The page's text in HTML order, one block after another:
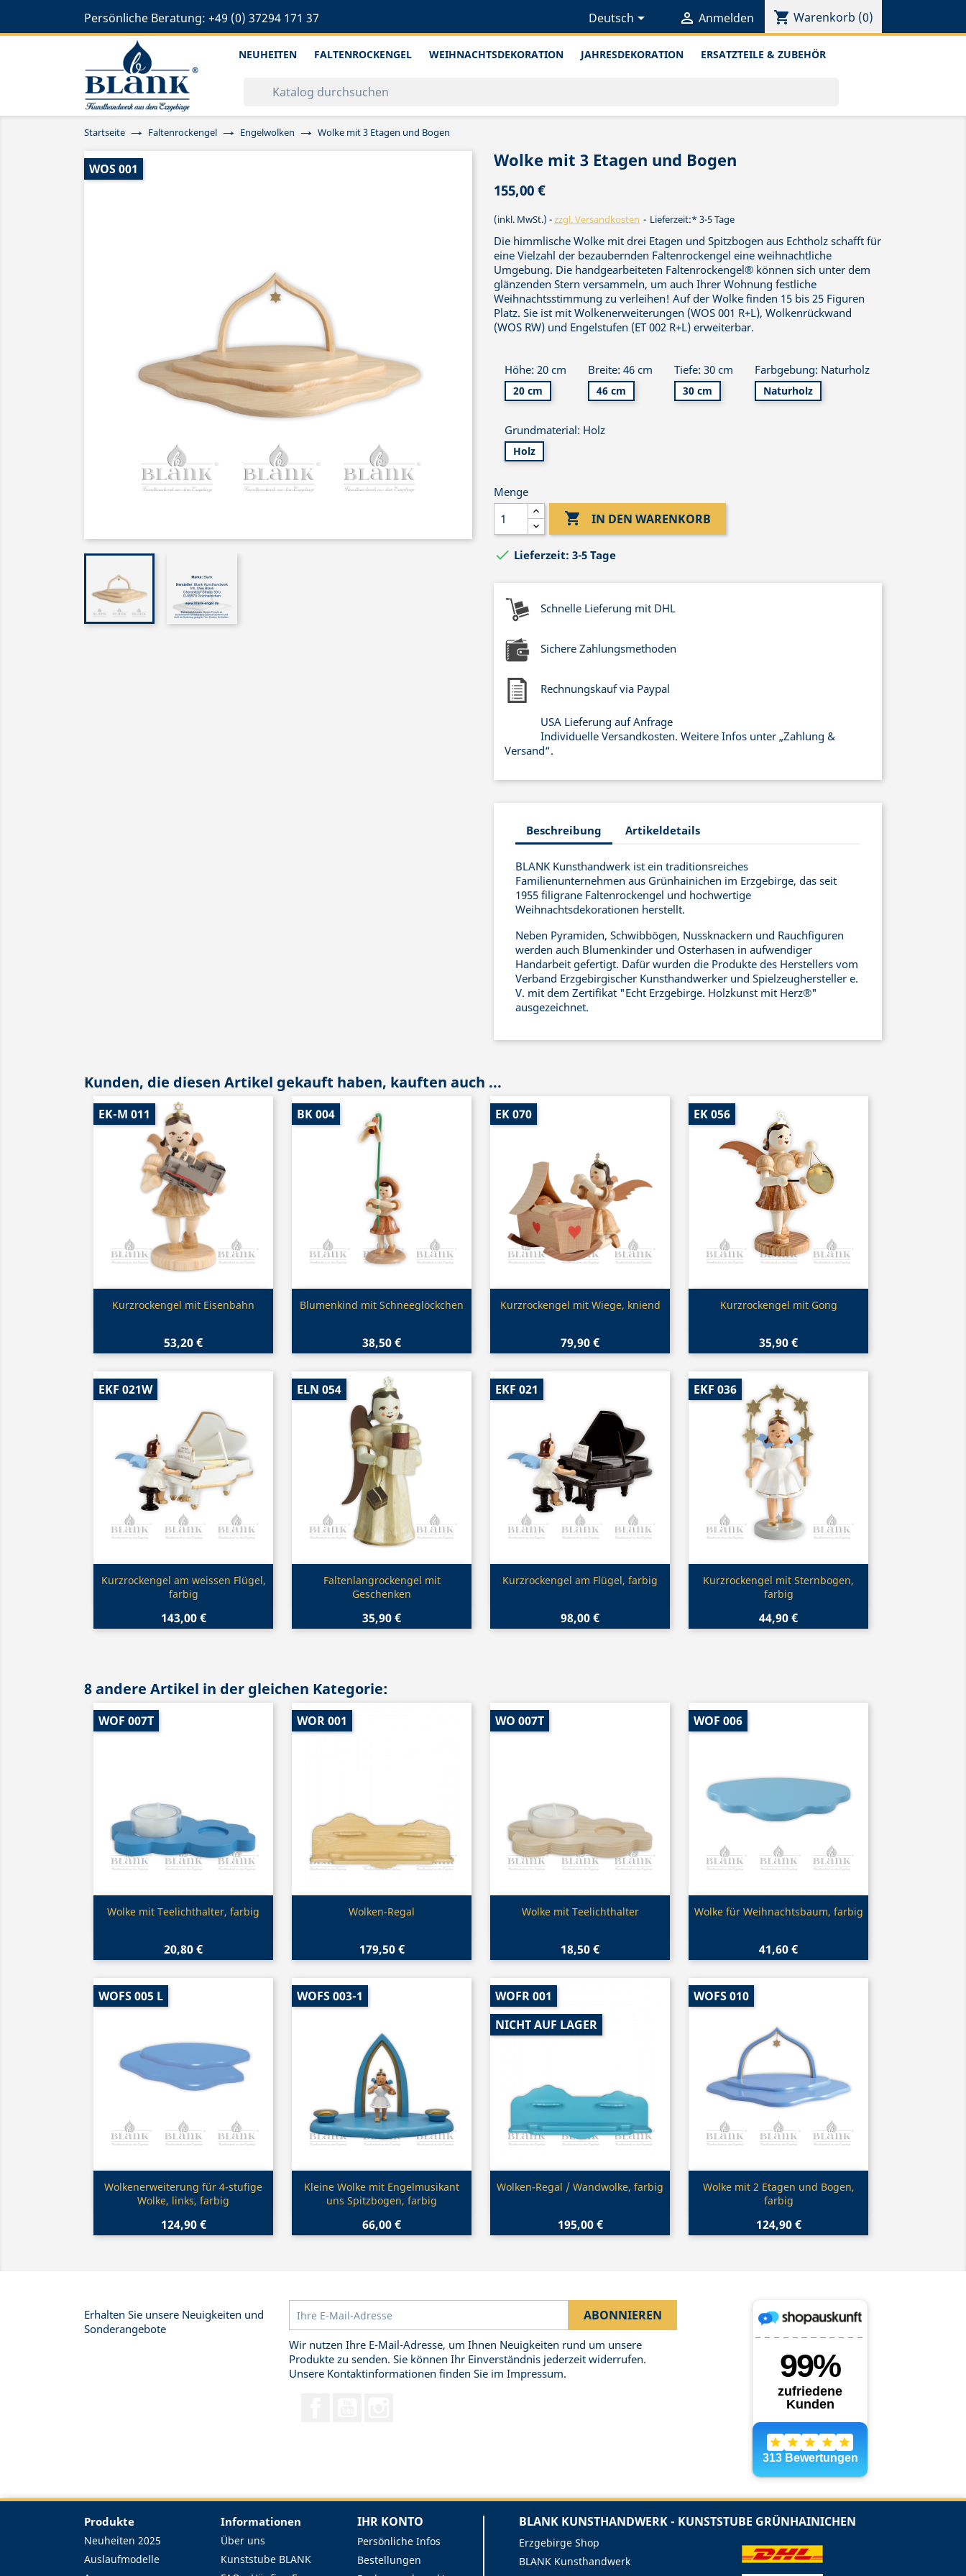
Persönliche Beratung: +49 (0) 37294 171 37 Deutsch  Anmelden shopping_cart Warenkorb (0)
NEUHEITEN FALTENROCKENGEL WEIHNACHTSDEKORATION JAHRESDEKORATION ERSATZTEILE & ZUBEHÖR
Startseite Faltenrockengel Engelwolken Wolke mit 3 Etagen und Bogen
WOS 001 Wolke mit 3 Etagen und Bogen
155,00 €
(inkl. MwSt.) zzgl. Versandkosten Lieferzeit:* 3-5 Tage
Die himmlische Wolke mit drei Etagen und Spitzbogen aus Echtholz schafft für
eine Vielzahl der bezaubernden Faltenrockengel eine weihnachtliche
Umgebung. Die handgearbeiteten Faltenrockengel® können sich unter dem
glänzenden Stern versammeln, um auch Ihrer Wohnung festliche
Weihnachtsstimmung zu verleihen! Auf der Wolke finden 15 bis 25 Figuren
Platz. Sie ist mit Wolkenerweiterungen (WOS 001 R+L), Wolkenrückwand
(WOS RW) und Engelstufen (ET 002 R+L) erweiterbar.
Höhe: 20 cm
20 cm
Breite: 46 cm
46 cm
Tiefe: 30 cm
30 cm
Farbgebung: Naturholz
Naturholz
Grundmaterial: Holz
Holz
Menge
 IN DEN WARENKORB
 Lieferzeit: 3-5 Tage
Schnelle Lieferung mit DHL
Sichere Zahlungsmethoden
Rechnungskauf via Paypal
USA Lieferung auf Anfrage
Individuelle Versandkosten. Weitere Infos unter „Zahlung &
Versand“.
Beschreibung Artikeldetails
BLANK Kunsthandwerk ist ein traditionsreiches
Familienunternehmen aus Grünhainichen im Erzgebirge, das seit
1955 filigrane Faltenrockengel und hochwertige
Weihnachtsdekorationen herstellt.
Neben Pyramiden, Schwibbögen, Nussknackern und Rauchfiguren
werden auch Blumenkinder und Osterhasen in aufwendiger
Handarbeit gefertigt. Dafür wurden die Produkte des Herstellers vom
Verband Erzgebirgischer Kunsthandwerker und Spielzeughersteller e.
V. mit dem Zertifikat "Echt Erzgebirge. Holzkunst mit Herz®"
ausgezeichnet.
Kunden, die diesen Artikel gekauft haben, kauften auch ...
Vorschau
Kurzrockengel mit Eisenbahn
53,20 €
EK-M 011
Vorschau
Blumenkind mit Schneeglöckchen
38,50 €
BK 004
Vorschau
Kurzrockengel mit Wiege, kniend
79,90 €
EK 070
Vorschau
Kurzrockengel mit Gong
35,90 €
EK 056
Vorschau
Kurzrockengel am weissen Flügel,
farbig
143,00 €
EKF 021W
Vorschau
Faltenlangrockengel mit
Geschenken
35,90 €
ELN 054
Vorschau
Kurzrockengel am Flügel, farbig
98,00 €
EKF 021
Vorschau
Kurzrockengel mit Sternbogen,
farbig
44,90 €
EKF 036
8 andere Artikel in der gleichen Kategorie:
Vorschau
Wolke mit Teelichthalter, farbig
20,80 €
WOF 007T
Vorschau
Wolken-Regal
179,50 €
WOR 001
Vorschau
Wolke mit Teelichthalter
18,50 €
WO 007T
Vorschau
Wolke für Weihnachtsbaum, farbig
41,60 €
WOF 006
Vorschau
Wolkenerweiterung für 4-stufige
Wolke, links, farbig
124,90 €
WOFS 005 L
Vorschau
Kleine Wolke mit Engelmusikant
uns Spitzbogen, farbig
66,00 €
WOFS 003-1
Vorschau
Wolken-Regal / Wandwolke, farbig
195,00 €
WOFR 001
NICHT AUF LAGER
 Vorschau
Wolke mit 2 Etagen und Bogen,
farbig
124,90 €
WOFS 010
Erhalten Sie unsere Neuigkeiten und
Sonderangebote
Wir nutzen Ihre E-Mail-Adresse, um Ihnen Neuigkeiten rund um unsere
Produkte zu senden. Sie können Ihr Einverständnis jederzeit widerrufen.
Unsere Kontaktinformationen finden Sie im Impressum.
Produkte
Neuheiten 2025
Auslaufmodelle
Informationen
Über uns
Kunststube BLANK
IHR KONTO
Persönliche Infos
Bestellungen
BLANK KUNSTHANDWERK - KUNSTSTUBE GRÜNHAINICHEN
Erzgebirge Shop
BLANK Kunsthandwerk